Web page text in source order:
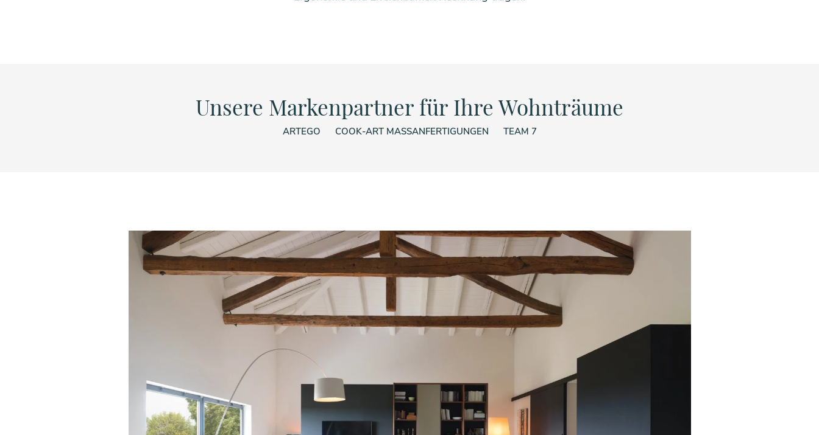
Unsere Markenpartner für Ihre Wohnträume
ARTEGO COOK-ART MASSANFERTIGUNGEN TEAM 7